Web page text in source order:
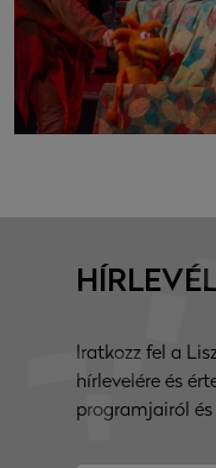
Iratkozz fel a
hírlevelére és
programjairól